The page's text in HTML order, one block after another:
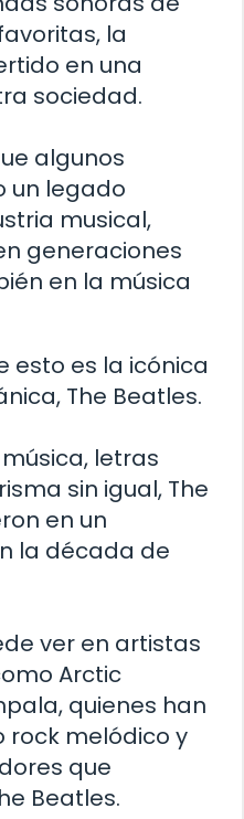
la
en una
sociedad.
algunos
un legado
musical,
generaciones
en la música
esto es la icónica
The Beatles.
letras
sin igual, The
en un
la década de
ver en artistas
Arctic
quienes han
rock melódico y
que
Beatles.